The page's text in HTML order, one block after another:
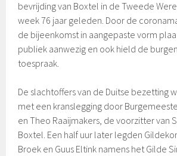
bevrijding van Boxtel in de Tweede
week 76 jaar geleden. Door de
de bijeenkomst in aangepaste vorm
publiek aanwezig en ook hield de
toespraak.
De slachtoffers van de Duitse bezetting
met een kranslegging door
en Theo Raaijmakers, de voorzitter van
Boxtel. Een half uur later legden
Broek en Guus Eltink namens het Gilde